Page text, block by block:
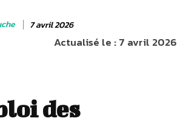
7 avril 2026
Actualisé le :7 avril 2026
des